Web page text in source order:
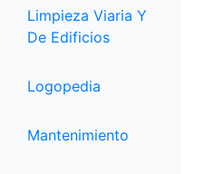
Limpieza Viaria Y
De Edificios
Logopedia
Mantenimiento